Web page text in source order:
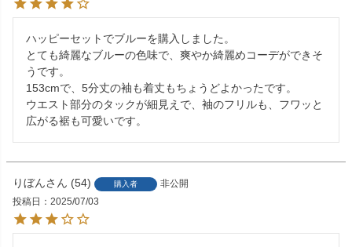
ハッピーセットでブルーを購入しました。
とても綺麗なブルーの色味で、爽やか綺麗めコーデができそ
うです。
153cmで、5分丈の袖も着丈もちょうどよかったです。
ウエスト部分のタックが細見えで、袖のフリルも、フワッと
広がる裾も可愛いです。
りぼん 54 購入者
非公開
投稿日
2025/07/03